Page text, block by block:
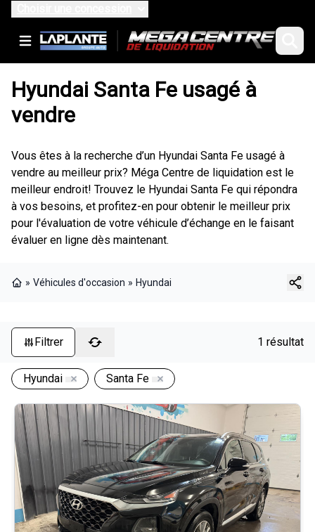
Hyundai Santa Fe usagé à
vendre
Vous êtes à la recherche d’un Hyundai Santa Fe usagé à
vendre au meilleur prix? Méga Centre de liquidation est le
meilleur endroit! Trouvez le Hyundai Santa Fe qui répondra
à vos besoins, et profitez-en pour obtenir le meilleur prix
pour l'évaluation de votre véhicule d’échange en le faisant
évaluer en ligne dès maintenant.
» Véhicules d'occasion » Hyundai
Filtrer 1 résultat
Hyundai Santa Fe